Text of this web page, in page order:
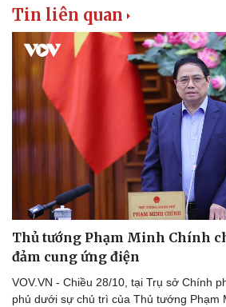
Tin liên quan
Thủ tướng Phạm Minh Chính
đảm cung ứng điện
VOV.VN - Chiều 28/10, tại Trụ sở Chính
phủ dưới sự chủ trì của Thủ tướng Phạm